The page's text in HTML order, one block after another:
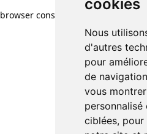
cookies
Nous
d'autres
pour
de
vous
ciblées,
browser console for more